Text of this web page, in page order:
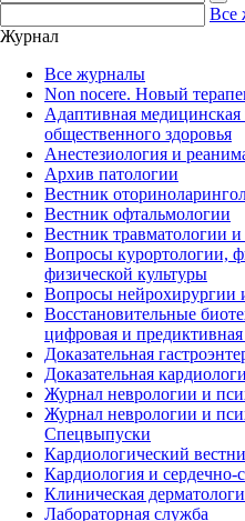
Все
Журнал
Все журналы
Non nocere. Новый
Адаптивная
общественного здоровья
Анестезиология и
Архив патологии
Вестник
Вестник офтальмологии
Вестник травматологии
Вопросы курортологии,
физической культуры
Вопросы
Восстановительные
цифровая и
Доказательная
Доказательная
Журнал неврологии и
Журнал неврологии и
Спецвыпуски
Кардиологический
Кардиология и сердечно-
Клиническая
Лабораторная служба